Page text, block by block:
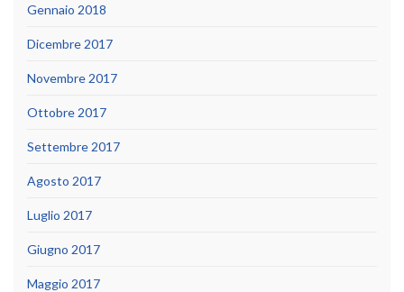
Gennaio 2018
Dicembre 2017
Novembre 2017
Ottobre 2017
Settembre 2017
Agosto 2017
Luglio 2017
Giugno 2017
Maggio 2017